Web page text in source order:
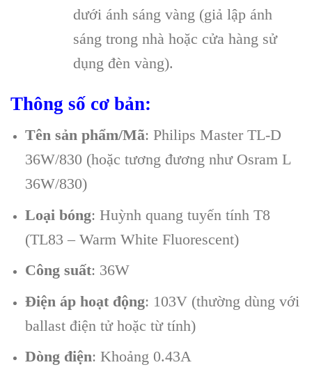
dưới ánh sáng vàng (giả lập ánh
sáng trong nhà hoặc cửa hàng sử
dụng đèn vàng).
Thông số cơ bản:
Tên sản phẩm/Mã: Philips Master TL-D
36W/830 (hoặc tương đương như Osram L
36W/830)
Loại bóng: Huỳnh quang tuyến tính T8
(TL83 – Warm White Fluorescent)
Công suất: 36W
Điện áp hoạt động: 103V (thường dùng với
ballast điện tử hoặc từ tính)
Dòng điện: Khoảng 0.43A